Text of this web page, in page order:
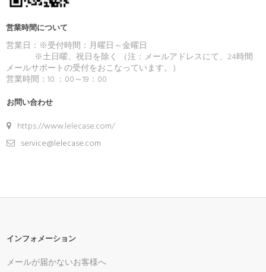
営業時間について
営業日：※受付時間：月曜日～金曜日
※土日曜、祝日を除く （注：メールアドレスにて、24時間
メールサポートの受付をおこなっています。）
営業時間：10 ：00～19：00
お問い合わせ
https://www.lelecase.com/
service@lelecase.com
インフォメーション
メールが届かないお客様へ